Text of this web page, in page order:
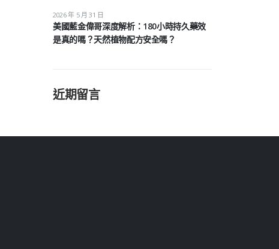
美國藍金偉哥深度解析：180小時持久藥效
是真的嗎？天然植物配方安全嗎？
2026 年 5 月 31 日
近期留言